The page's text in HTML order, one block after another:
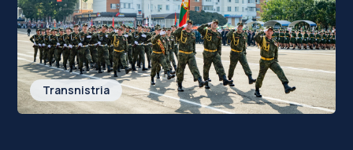
Transnistria